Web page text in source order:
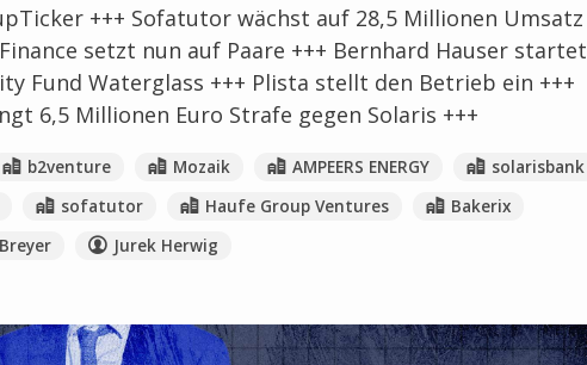
+++ Sofatutor wächst auf 28,5 Millionen Umsatz
setzt nun auf Paare +++ Bernhard Hauser startet
Fund Waterglass +++ Plista stellt den Betrieb ein +++
6,5 Millionen Euro Strafe gegen Solaris +++
b2venture Mozaik AMPEERS ENERGY
solarisbank
sofatutor Haufe Group Ventures
Bakerix
Jurek Herwig